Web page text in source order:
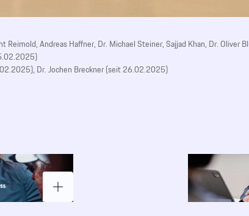
Reimold, Andreas Haffner, Dr. Michael Steiner, Sajjad Khan, Dr. Oliver
Dr. Jochen Breckner (seit 26.02.2025)